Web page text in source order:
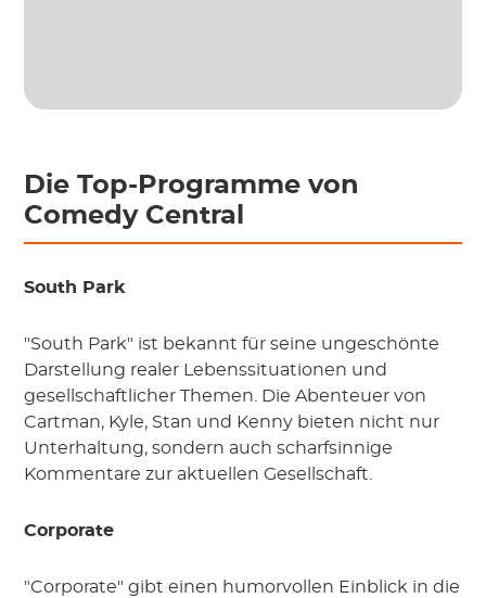
Die Top-Programme von
Comedy Central
South Park
"South Park" ist bekannt für seine ungeschönte
Darstellung realer Lebenssituationen und
gesellschaftlicher Themen. Die Abenteuer von
Cartman, Kyle, Stan und Kenny bieten nicht nur
Unterhaltung, sondern auch scharfsinnige
Kommentare zur aktuellen Gesellschaft.
Corporate
"Corporate" gibt einen humorvollen Einblick in die